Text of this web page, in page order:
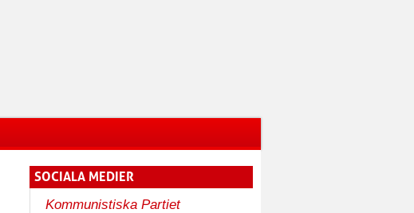
SOCIALA MEDIER
Kommunistiska Partiet